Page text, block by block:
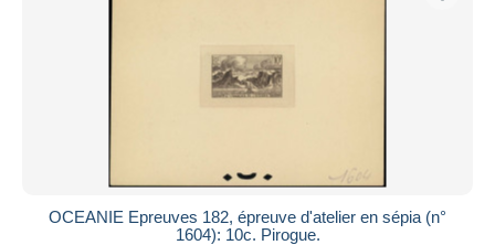
OCEANIE Epreuves 182, épreuve d'atelier en sépia (n°
1604): 10c. Pirogue.